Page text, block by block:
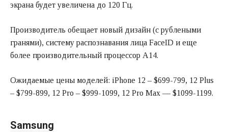
экрана будет увеличена до 120 Гц.
Производитель обещает новый дизайн (с рублеными
гранями), систему распознавания лица FaceID и еще
более производительный процессор А14.
Ожидаемые цены моделей: iPhone 12 – $699-799, 12 Plus
– $799-899, 12 Pro – $999-1099, 12 Pro Max — $1099-1199.
Samsung